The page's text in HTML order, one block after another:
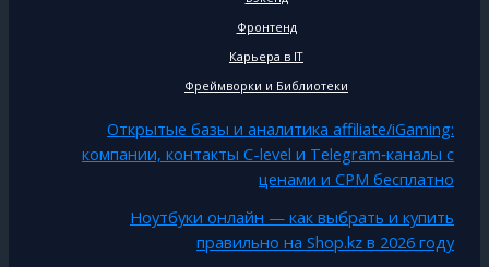
Фронтенд
Карьера в IT
Фреймворки и Библиотеки
Открытые базы и аналитика affiliate/iGaming:
компании, контакты C-level и Telegram‑каналы с
ценами и CPM бесплатно
Ноутбуки онлайн — как выбрать и купить
правильно на Shop.kz в 2026 году